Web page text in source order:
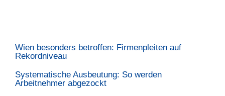
Wien besonders betroffen: Firmenpleiten auf
Rekordniveau
Systematische Ausbeutung: So werden
Arbeitnehmer abgezockt